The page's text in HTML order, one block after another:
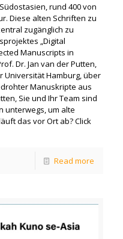
rund 400 von
Diese alten Schriften zu
zugänglich zu
„Digital
Manuscripts in
Dr. Jan van der Putten,
Hamburg, über
Manuskripte aus
Sie und Ihr Team sind
unterwegs, um alte
das vor Ort ab? Click
Read more